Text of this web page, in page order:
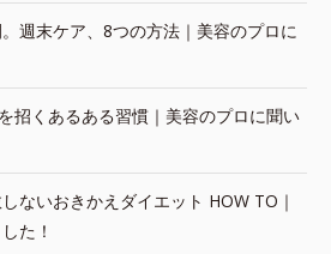
週末ケア、8つの方法｜美容のプロに
招くあるある習慣｜美容のプロに聞い
ないおきかえダイエット HOW TO｜
た！